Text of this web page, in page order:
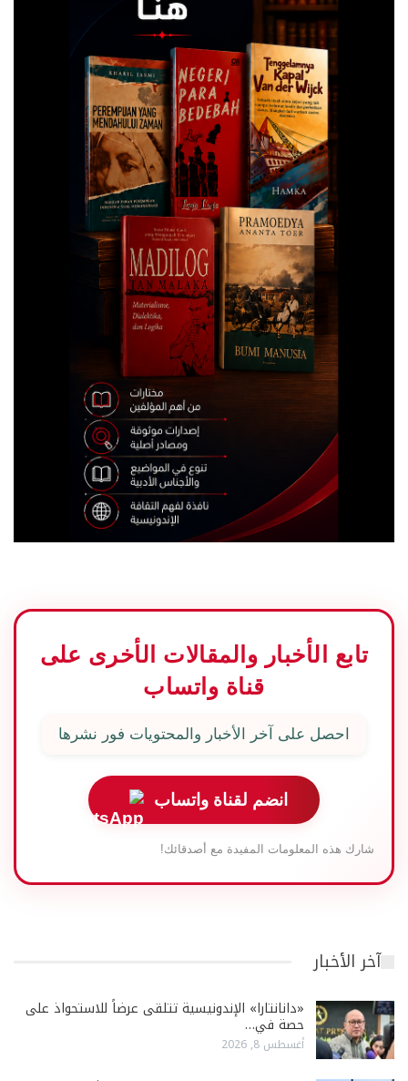
تابع الأخبار والمقالات الأخرى على
قناة واتساب
احصل على آخر الأخبار والمحتويات فور نشرها
انضم لقناة واتساب
شارك هذه المعلومات المفيدة مع أصدقائك!
آخر الأخبار
«دانانتارا» الإندونيسية تتلقى عرضاً للاستحواذ على
حصة في…
أغسطس 8, 2026